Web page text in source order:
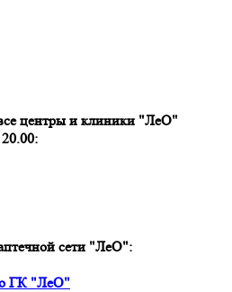
центры и клиники "ЛеО"
сети "ЛеО":
ГК "ЛеО"